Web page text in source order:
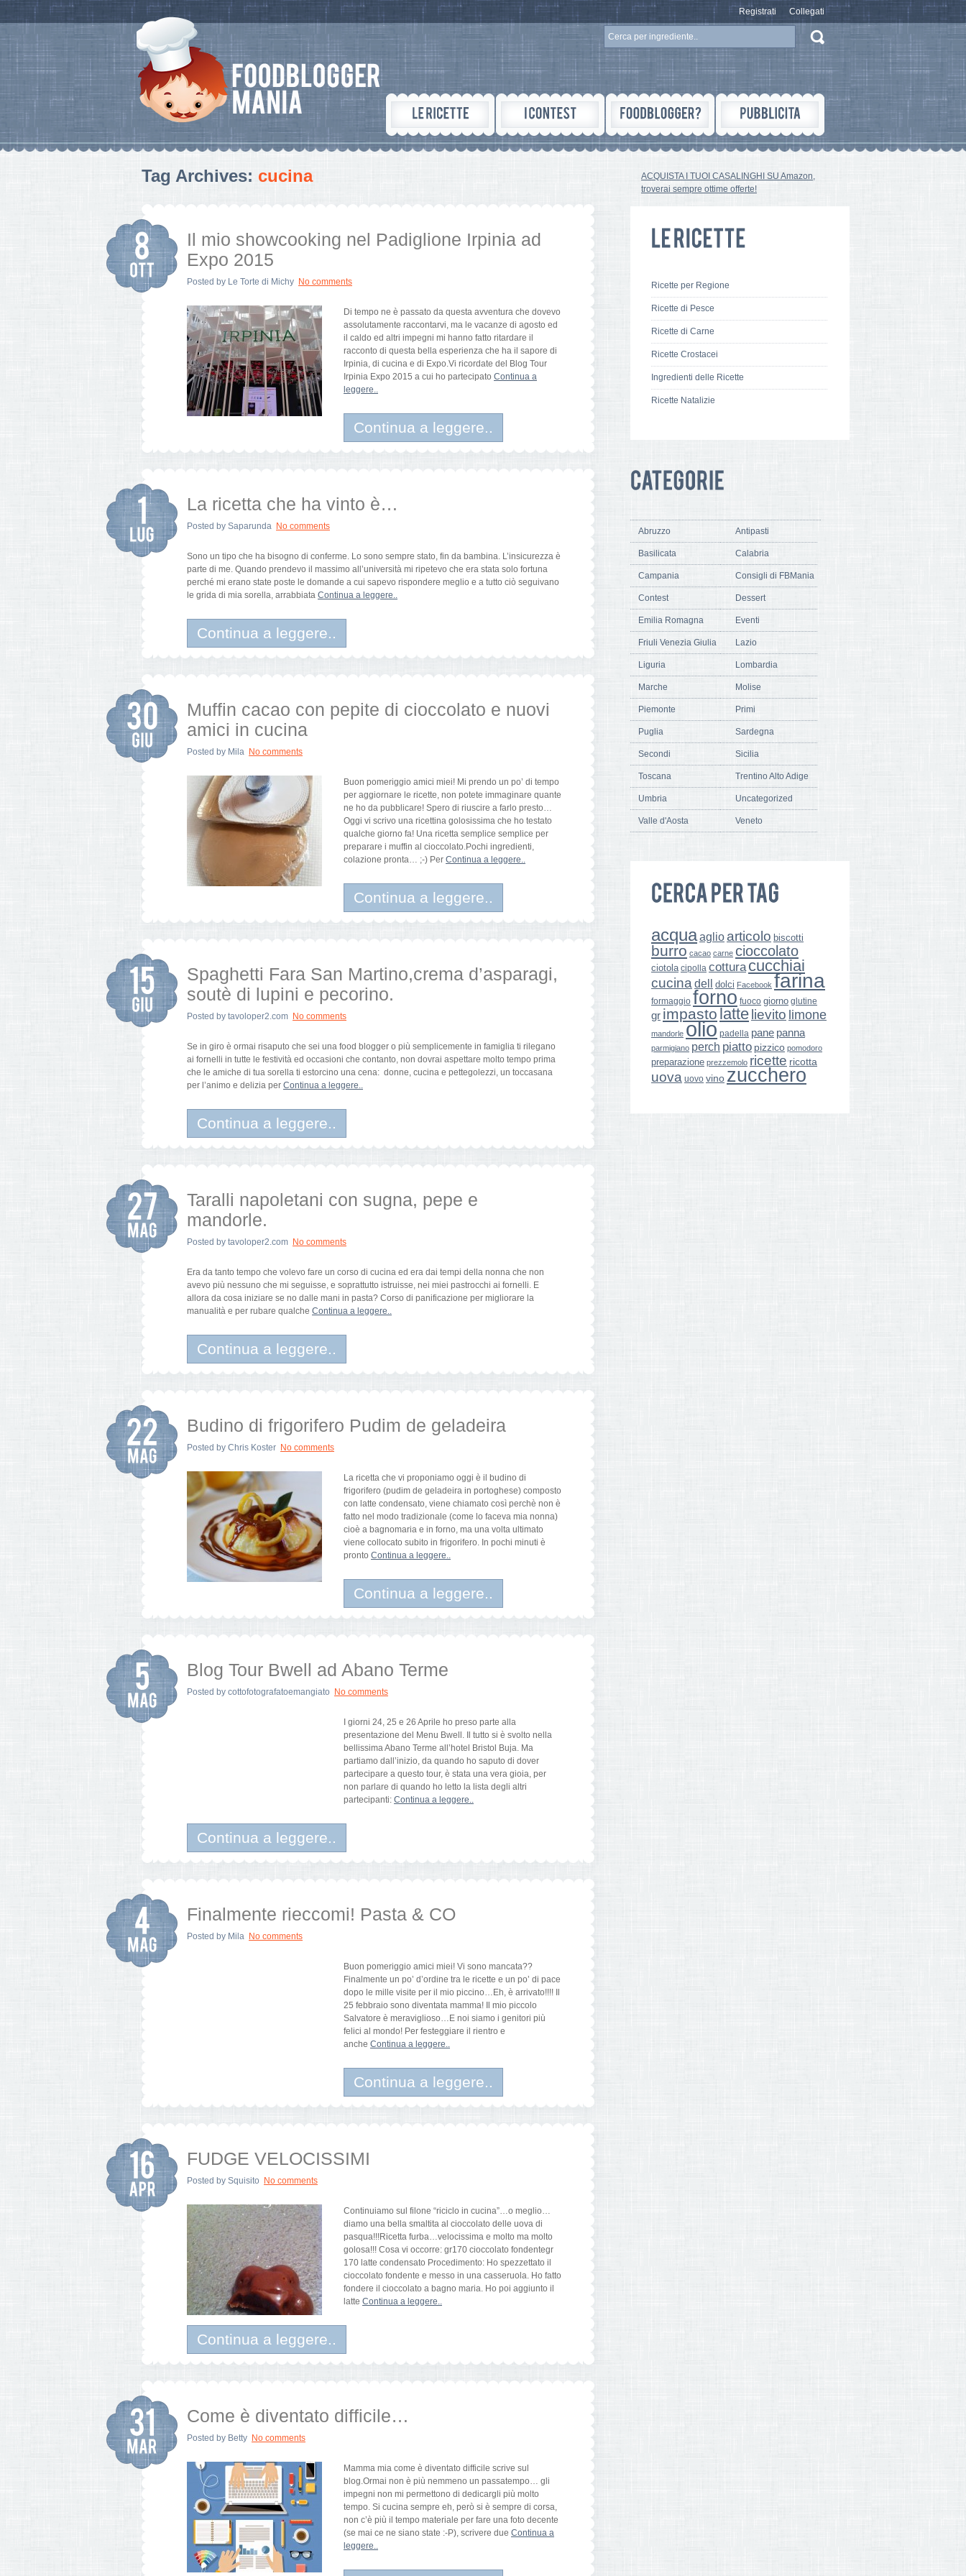
Registrati Collegati
Tag Archives: cucina
Il mio showcooking nel Padiglione Irpinia ad
Expo 2015
Posted by Le Torte di Michy No comments
Di tempo ne è passato da questa avventura che dovevo
assolutamente raccontarvi, ma le vacanze di agosto ed
il caldo ed altri impegni mi hanno fatto ritardare il
racconto di questa bella esperienza che ha il sapore di
Irpinia, di cucina e di Expo.Vi ricordate del Blog Tour
Irpinia Expo 2015 a cui ho partecipato Continua a
leggere..
Continua a leggere..
La ricetta che ha vinto è…
Posted by Saparunda No comments
Sono un tipo che ha bisogno di conferme. Lo sono sempre stato, fin da bambina. L’insicurezza è
parte di me. Quando prendevo il massimo all’università mi ripetevo che era stata solo fortuna
perché mi erano state poste le domande a cui sapevo rispondere meglio e a tutto ciò seguivano
le grida di mia sorella, arrabbiata Continua a leggere..
Continua a leggere..
Muffin cacao con pepite di cioccolato e nuovi
amici in cucina
Posted by Mila No comments
Buon pomeriggio amici miei! Mi prendo un po’ di tempo
per aggiornare le ricette, non potete immaginare quante
ne ho da pubblicare! Spero di riuscire a farlo presto…
Oggi vi scrivo una ricettina golosissima che ho testato
qualche giorno fa! Una ricetta semplice semplice per
preparare i muffin al cioccolato.Pochi ingredienti,
colazione pronta… ;-) Per Continua a leggere..
Continua a leggere..
Spaghetti Fara San Martino,crema d’asparagi,
soutè di lupini e pecorino.
Posted by tavoloper2.com No comments
Se in giro è ormai risaputo che sei una food blogger o più semplicemente in famiglia ti rilegano
ai fornelli in tutte le festività ed occasioni che contanto, non dovrai aspettare molto tempo prima
che le amiche di tua sorella ti estorcino una cena: donne, cucina e pettegolezzi, un toccasana
per l’animo e delizia per Continua a leggere..
Continua a leggere..
Taralli napoletani con sugna, pepe e
mandorle.
Posted by tavoloper2.com No comments
Era da tanto tempo che volevo fare un corso di cucina ed era dai tempi della nonna che non
avevo più nessuno che mi seguisse, e soprattutto istruisse, nei miei pastrocchi ai fornelli. E
allora da cosa iniziare se no dalle mani in pasta? Corso di panificazione per migliorare la
manualità e per rubare qualche Continua a leggere..
Continua a leggere..
Budino di frigorifero Pudim de geladeira
Posted by Chris Koster No comments
La ricetta che vi proponiamo oggi è il budino di
frigorifero (pudim de geladeira in portoghese) composto
con latte condensato, viene chiamato così perchè non è
fatto nel modo tradizionale (come lo faceva mia nonna)
cioè a bagnomaria e in forno, ma una volta ultimato
viene collocato subito in frigorifero. In pochi minuti è
pronto Continua a leggere..
Continua a leggere..
Blog Tour Bwell ad Abano Terme
Posted by cottofotografatoemangiato No comments
I giorni 24, 25 e 26 Aprile ho preso parte alla
presentazione del Menu Bwell. Il tutto si è svolto nella
bellissima Abano Terme all’hotel Bristol Buja. Ma
partiamo dall’inizio, da quando ho saputo di dover
partecipare a questo tour, è stata una vera gioia, per
non parlare di quando ho letto la lista degli altri
partecipanti: Continua a leggere..
Continua a leggere..
Finalmente rieccomi! Pasta & CO
Posted by Mila No comments
Buon pomeriggio amici miei! Vi sono mancata??
Finalmente un po’ d’ordine tra le ricette e un po’ di pace
dopo le mille visite per il mio piccino…Eh, è arrivato!!!! Il
25 febbraio sono diventata mamma! Il mio piccolo
Salvatore è meraviglioso…E noi siamo i genitori più
felici al mondo! Per festeggiare il rientro e
anche Continua a leggere..
Continua a leggere..
FUDGE VELOCISSIMI
Posted by Squisito No comments
Continuiamo sul filone “riciclo in cucina”…o meglio…
diamo una bella smaltita al cioccolato delle uova di
pasqua!!!Ricetta furba…velocissima e molto ma molto
golosa!!! Cosa vi occorre: gr170 cioccolato fondentegr
170 latte condensato Procedimento: Ho spezzettato il
cioccolato fondente e messo in una casseruola. Ho fatto
fondere il cioccolato a bagno maria. Ho poi aggiunto il
latte Continua a leggere..
Continua a leggere..
Come è diventato difficile…
Posted by Betty No comments
Mamma mia come è diventato difficile scrive sul
blog.Ormai non è più nemmeno un passatempo… gli
impegni non mi permettono di dedicargli più molto
tempo. Si cucina sempre eh, però si è sempre di corsa,
non c’è più il tempo materiale per fare una foto decente
(se mai ce ne siano state :-P), scrivere due Continua a
leggere..
ACQUISTA I TUOI CASALINGHI SU Amazon,
troverai sempre ottime offerte!
Ricette per Regione
Ricette di Pesce
Ricette di Carne
Ricette Crostacei
Ingredienti delle Ricette
Ricette Natalizie
Abruzzo Antipasti
Basilicata Calabria
Campania Consigli di FBMania
Contest Dessert
Emilia Romagna Eventi
Friuli Venezia Giulia Lazio
Liguria Lombardia
Marche Molise
Piemonte Primi
Puglia Sardegna
Secondi Sicilia
Toscana Trentino Alto Adige
Umbria Uncategorized
Valle d'Aosta Veneto
acquaaglio articolo biscotti
burro cacao carne cioccolato
ciotola cipolla cottura cucchiai
cucina dell dolci Facebook farina
formaggio forno fuoco giorno glutine
gr impasto latte lievito limone
mandorle olio padella pane panna
parmigiano perch piatto pizzico pomodoro
preparazione prezzemolo ricette ricotta
uova uovo vino zucchero